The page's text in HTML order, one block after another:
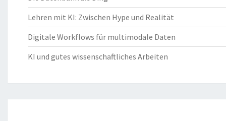
Lehren mit KI: Zwischen Hype und Realität
Digitale Workflows für multimodale Daten
KI und gutes wissenschaftliches Arbeiten